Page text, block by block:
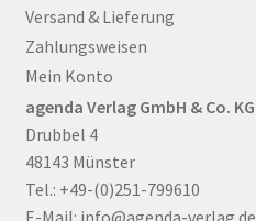
Versand & Lieferung
Zahlungsweisen
Mein Konto
agenda Verlag GmbH & Co. KG
Drubbel 4
48143 Münster
Tel.: +49-(0)251-799610
E-Mail: info@agenda-verlag.de